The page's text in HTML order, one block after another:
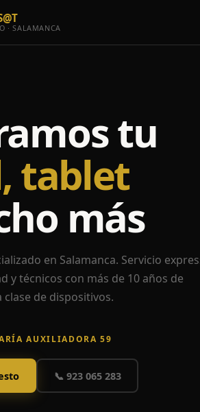
· SALAMANCA
tu
tablet
más
en Salamanca. Servicio
y técnicos con más de 10 años de
de dispositivos.
AUXILIADORA 59
📞 923 065 283